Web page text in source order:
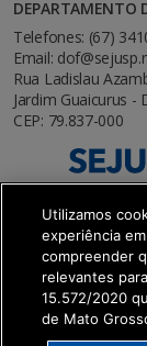
DEPARTAMENTO
Telefones: (67)
Email:
Rua Ladislau
Jardim Guaicurus
CEP: 79.837-000
SETDIG |
Utilizamos
experiência
compreender
relevantes
15.572/2020
de Mato